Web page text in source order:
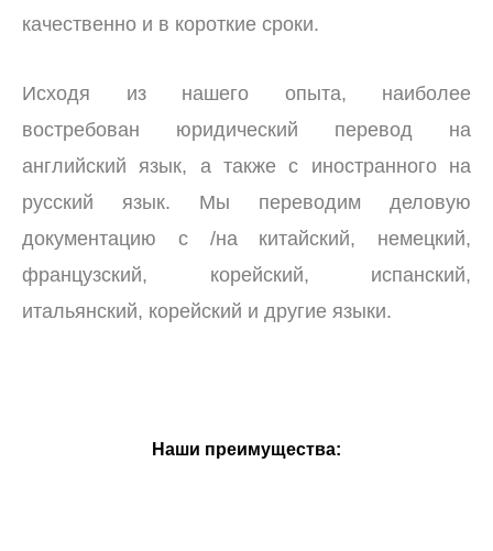
качественно и в короткие сроки.
Исходя из нашего опыта, наиболее
востребован юридический перевод на
английский язык, а также с иностранного на
русский язык. Мы переводим деловую
документацию с /на китайский, немецкий,
французский, корейский, испанский,
итальянский, корейский и другие языки.
Наши преимущества: